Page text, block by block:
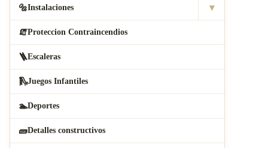
🔩Instalaciones ▾
🧯Proteccion Contraincendios
🪜Escaleras
🛝Juegos Infantiles
🏊Deportes
🧱Detalles constructivos